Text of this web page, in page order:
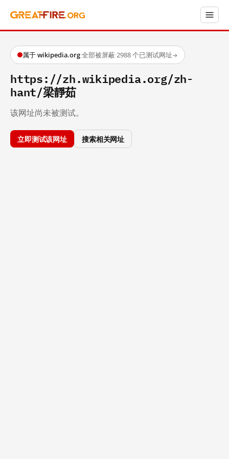
属于 wikipedia.org·全部被屏蔽·2988 个已测试网址→
https://zh.wikipedia.org/zh-
hant/梁靜茹
该网址尚未被测试。
立即测试该网址 搜索相关网址